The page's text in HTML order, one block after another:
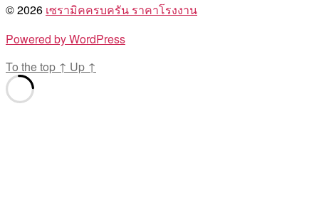
© 2026 เซรามิคครบครัน ราคาโรงงาน
Powered by WordPress
To the top ↑ Up ↑